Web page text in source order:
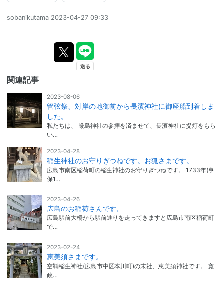
sobanikutama 2023-04-27 09:33
関連記事
2023-08-06
管弦祭、対岸の地御前から長濱神社に御座船到着しま
した。
私たちは、 厳島神社の参拝を済ませて、長濱神社に提灯をもら
い…
2023-04-28
稲生神社のお守りぎつねです。お狐さまです。
広島市南区稲荷町の稲生神社のお守りぎつねです。 1733年(亨
保1…
2023-04-26
広島のお稲荷さんです。
広島駅前大橋から駅前通りを走ってきますと広島市南区稲荷町
で…
2023-02-24
恵美須さまです。
空鞘稲生神社(広島市中区本川町)の末社、恵美須神社です。 寛
政…